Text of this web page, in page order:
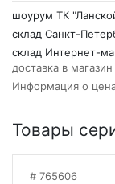
шоурум ТК
склад Санкт-
склад Интернет-
доставка в
Информация о
Товары
765606